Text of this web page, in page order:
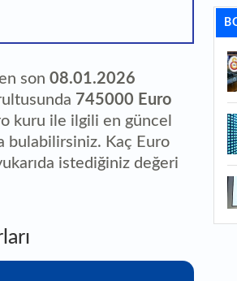
son 08.01.2026
745000 Euro
kuru ile ilgili en güncel
bulabilirsiniz. Kaç Euro
istediğiniz değeri